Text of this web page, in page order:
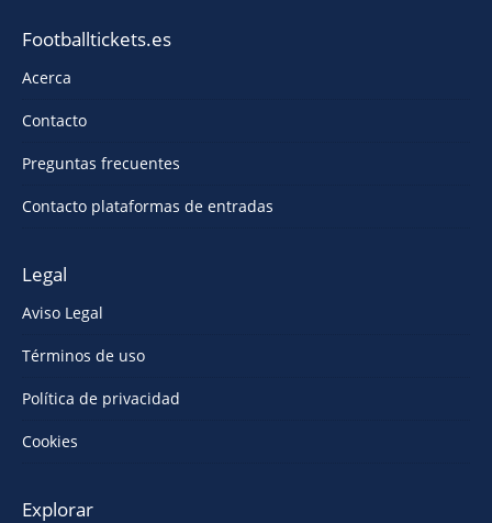
Footballtickets.es
Acerca
Contacto
Preguntas frecuentes
Contacto plataformas de entradas
Legal
Aviso Legal
Términos de uso
Política de privacidad
Cookies
Explorar